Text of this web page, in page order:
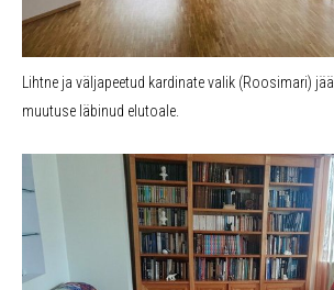
Lihtne ja väljapeetud kardinate valik (Roosimari)
muutuse läbinud elutoale.